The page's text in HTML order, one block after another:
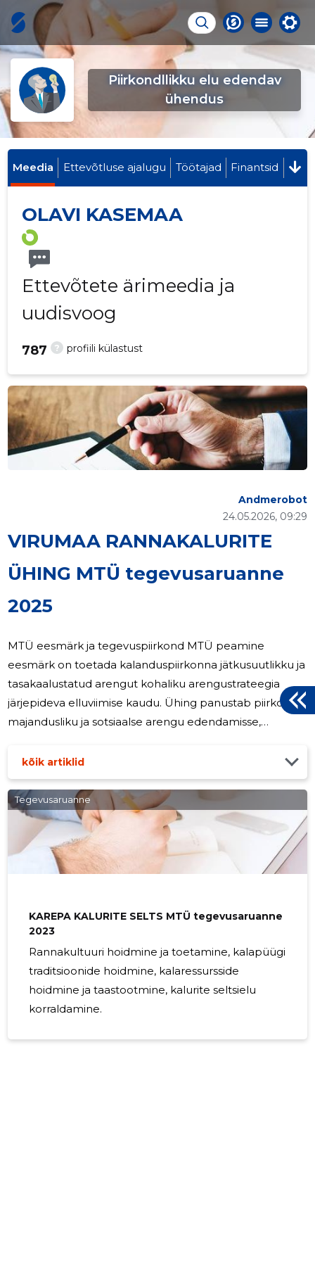
Piirkondllikku elu edendav
ühendus
Meedia Ettevõtluse ajalugu Töötajad Finantsid
OLAVI KASEMAA
Ettevõtete ärimeedia ja
uudisvoog
? profiili külastust
787
VIRUMAA RANNAKALURITE
ÜHING MTÜ tegevusaruanne
2025
24.05.2026, 09:29
Andmerobot
MTÜ eesmärk ja tegevuspiirkond MTÜ peamine
eesmärk on toetada kalanduspiirkonna jätkusuutlikku ja
tasakaalustatud arengut kohaliku arengustrateegia
järjepideva elluviimise kaudu. Ühing panustab piirkonna
majandusliku ja sotsiaalse arengu edendamisse,
elujõulisust ning koostööd erinevate partnerite vahel.
Ühing tegutseb Lääne- ja Ida-Viru maakonnas, kus
kokku on 16 omavalitsust. Lääne-Virumaal asuvad
Haljala vald, Kadrina vald, Rakvere linn, Rakvere vald,
Tapa vald, Vinni vald, Viru-Nigula vald ja Väike-Maarja
vald. Ida-Virumaal asuvad Alutaguse
kõik artiklid
Tegevusaruanne
KAREPA KALURITE SELTS MTÜ tegevusaruanne
2023
Rannakultuuri hoidmine ja toetamine, kalapüügi
traditsioonide hoidmine, kalaressursside
hoidmine ja taastootmine, kalurite seltsielu
korraldamine.